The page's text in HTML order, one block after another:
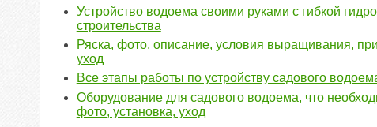
Устройство водоема своими руками с гибкой
строительства
Ряска, фото, описание, условия выращивания,
уход
Все этапы работы по устройству садового
Оборудование для садового водоема, что
фото, установка, уход